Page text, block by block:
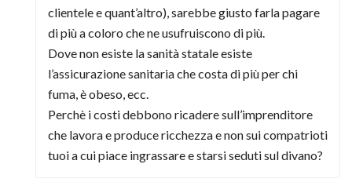
clientele e quant’altro), sarebbe giusto farla pagare
di più a coloro che ne usufruiscono di più.
Dove non esiste la sanità statale esiste
l’assicurazione sanitaria che costa di più per chi
fuma, è obeso, ecc.
Perchè i costi debbono ricadere sull’imprenditore
che lavora e produce ricchezza e non sui compatrioti
tuoi a cui piace ingrassare e starsi seduti sul divano?